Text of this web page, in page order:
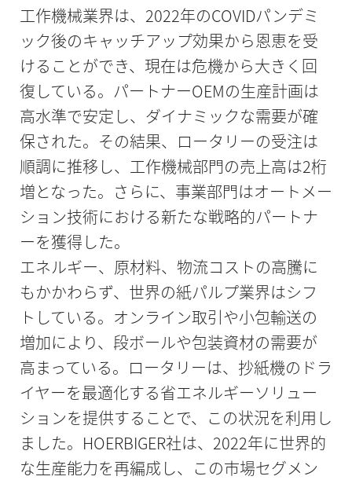
工作機械業界は、2022年のCOVIDパンデミ
ック後のキャッチアップ効果から恩恵を受
けることができ、現在は危機から大きく回
復している。パートナーOEMの生産計画は
高水準で安定し、ダイナミックな需要が確
保された。その結果、ロータリーの受注は
順調に推移し、工作機械部門の売上高は2桁
増となった。さらに、事業部門はオートメー
ション技術における新たな戦略的パートナ
ーを獲得した。
エネルギー、原材料、物流コストの高騰に
もかかわらず、世界の紙パルプ業界はシフ
トしている。オンライン取引や小包輸送の
増加により、段ボールや包装資材の需要が
高まっている。ロータリーは、抄紙機のドラ
イヤーを最適化する省エネルギーソリュー
ションを提供することで、この状況を利用し
ました。HOERBIGER社は、2022年に世界的
な生産能力を再編成し、この市場セグメン